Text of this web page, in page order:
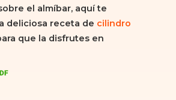
el almíbar, aquí te
deliciosa receta de cilindro
que la disfrutes en